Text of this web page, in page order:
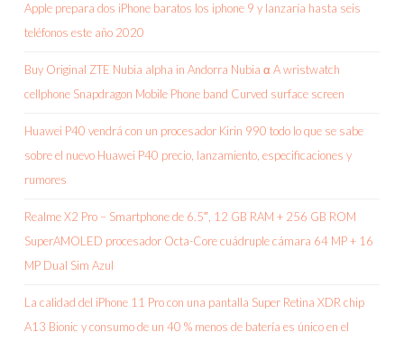
Apple prepara dos iPhone baratos los iphone 9 y lanzaría hasta seis
teléfonos este año 2020
Buy Original ZTE Nubia alpha in Andorra Nubia α A wristwatch
cellphone Snapdragon Mobile Phone band Curved surface screen
Huawei P40 vendrá con un procesador Kirin 990 todo lo que se sabe
sobre el nuevo Huawei P40 precio, lanzamiento, especificaciones y
rumores
Realme X2 Pro – Smartphone de 6.5″, 12 GB RAM + 256 GB ROM
SuperAMOLED procesador Octa-Core cuádruple cámara 64 MP + 16
MP Dual Sim Azul
La calidad del iPhone 11 Pro con una pantalla Super Retina XDR chip
A13 Bionic y consumo de un 40 % menos de batería es único en el